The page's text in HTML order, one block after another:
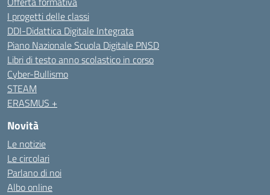
I progetti delle classi
DDI-Didattica Digitale Integrata
Piano Nazionale Scuola Digitale PNSD
Libri di testo anno scolastico in corso
Cyber-Bullismo
STEAM
ERASMUS +
Novità
Le notizie
Le circolari
Parlano di noi
Albo online